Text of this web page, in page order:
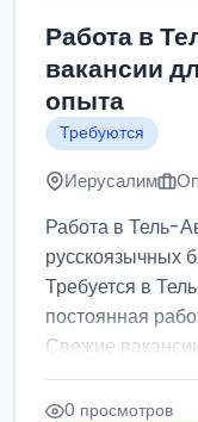
Работа в
вакансии
опыта
Требуются
Иерусалим
Работа в Тель-
русскоязычных
Требуется в
постоянная
Свежие
женщин от хозя...
0 просмотров